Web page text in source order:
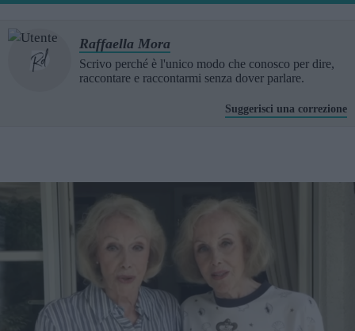
Raffaella Mora
Scrivo perché è l'unico modo che conosco per dire,
raccontare e raccontarmi senza dover parlare.
Suggerisci una correzione